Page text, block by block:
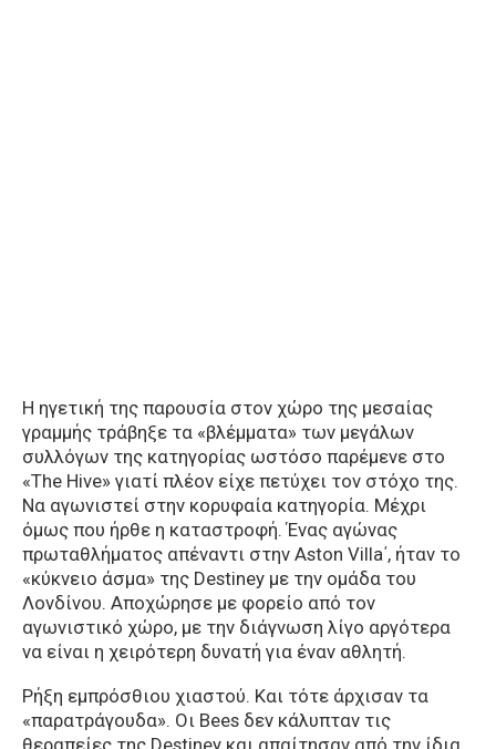
Η ηγετική της παρουσία στον χώρο της μεσαίας
γραμμής τράβηξε τα «βλέμματα» των μεγάλων
συλλόγων της κατηγορίας ωστόσο παρέμενε στο
«The Hive» γιατί πλέον είχε πετύχει τον στόχο της.
Να αγωνιστεί στην κορυφαία κατηγορία. Μέχρι
όμως που ήρθε η καταστροφή. Ένας αγώνας
πρωταθλήματος απέναντι στην Aston Villa΄, ήταν το
«κύκνειο άσμα» της Destiney με την ομάδα του
Λονδίνου. Αποχώρησε με φορείο από τον
αγωνιστικό χώρο, με την διάγνωση λίγο αργότερα
να είναι η χειρότερη δυνατή για έναν αθλητή.
Ρήξη εμπρόσθιου χιαστού. Και τότε άρχισαν τα
«παρατράγουδα». Οι Bees δεν κάλυπταν τις